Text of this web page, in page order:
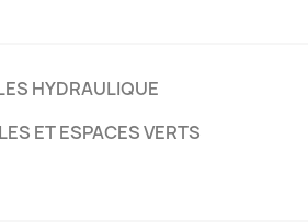
HYDRAULIQUE
ET ESPACES VERTS